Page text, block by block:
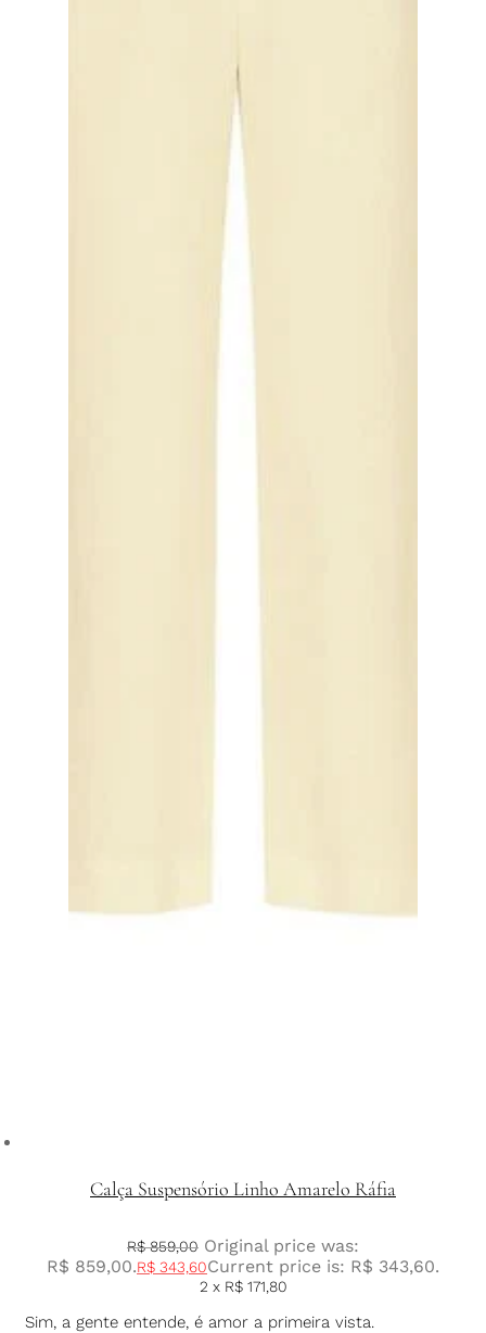
Calça Suspensório Linho Amarelo Ráfia
R$859,00 Original price was:
R$ 859,00.R$ 343,60Current price is: R$ 343,60.
2 x R$171,80
Sim, a gente entende, é amor a primeira vista.